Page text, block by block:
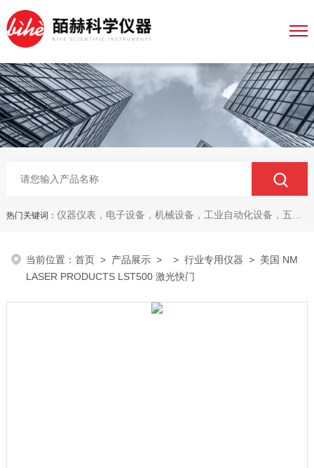
热门关键词： 仪器仪表，电子设备，机械设备，工业自动化设备，五金产品，电线电缆，金属材料，电子
当前位置：首页 > 产品展示 > >行业专用仪器 > 美国 NM
LASER PRODUCTS LST500 激光快门